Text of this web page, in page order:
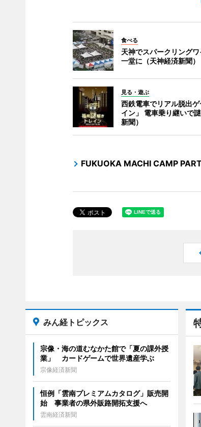
食べる
天神でスパークリング
一堂に（天神経済新聞）
見る・遊ぶ
西鉄電車でリアル脱出
イン」 電車乗り継いで
新聞）
FUKUOKA MACHI CAMP
みん経トピックス
宗像・海の道むなかた館で「夏の課外授
業」 カードゲームで世界遺産学ぶ
宗像経済新聞
恒例「雲南プレミアムカタログ」販売開
始 事業者の県外販路開拓支援へ
雲南経済新聞